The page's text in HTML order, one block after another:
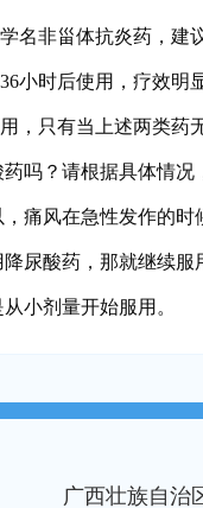
名非甾体抗炎药，建
小时后使用，疗效明
，只有当上述两类药
吗？请根据具体情
痛风在急性发作的时
尿酸药，那就继续
小剂量开始服用。
广西壮族自治